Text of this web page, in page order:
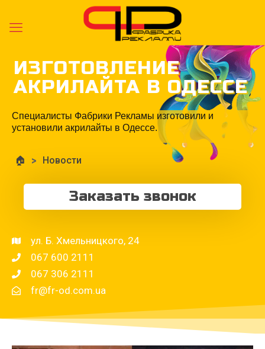
ИЗГОТОВЛЕНИЕ
АКРИЛАЙТА В ОДЕССЕ
Специалисты Фабрики Рекламы изготовили и
установили акрилайты в Одессе.
🏠 > Новости
Заказать звонок
ул. Б. Хмельницкого, 24
067 600 2111
067 306 2111
fr@fr-od.com.ua